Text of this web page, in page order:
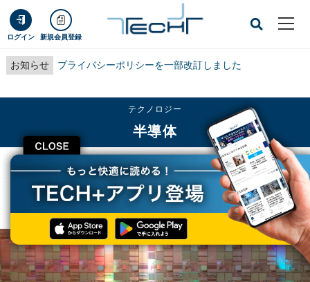
ログイン 新規会員登録
お知らせ プライバシーポリシーを一部改訂しました
CLOSE
テクノロジー
半導体
TECH+ テクノロジー
半導体
IntelがRISC-V Internationalに加入、RISC-V採用に向け10億ドルのファンド